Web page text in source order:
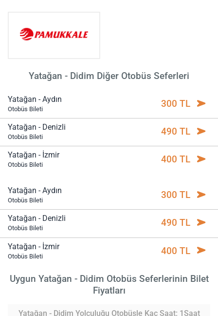
Yatağan - Didim Diğer Otobüs Seferleri
Yatağan - Aydın
Otobüs Bileti 300 TL
Yatağan - Denizli
Otobüs Bileti 490 TL
Yatağan - İzmir
Otobüs Bileti 400 TL
Yatağan - Aydın
Otobüs Bileti 300 TL
Yatağan - Denizli
Otobüs Bileti 490 TL
Yatağan - İzmir
Otobüs Bileti 400 TL
Uygun Yatağan - Didim Otobüs Seferlerinin Bilet
Fiyatları
Yatağan - Didim Yolculuğu Otobüsle Kaç Saat: 1Saat